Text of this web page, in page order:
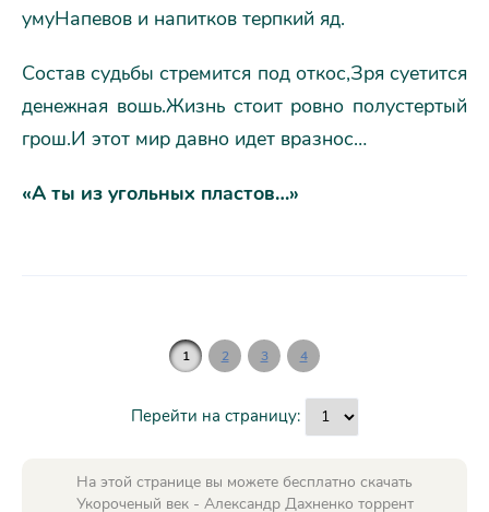
умуНапевов и напитков терпкий яд.
Состав судьбы стремится под откос,Зря суетится
денежная вошь.Жизнь стоит ровно полустертый
грош.И этот мир давно идет вразнос…
«А ты из угольных пластов…»
1 2 3 4
Перейти на страницу:
На этой странице вы можете бесплатно скачать
Укороченый век - Александр Дахненко торрент